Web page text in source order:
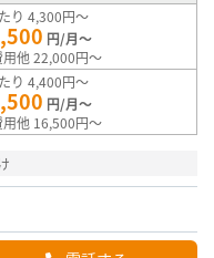
り 4,300円～
円/月～
他 22,000円～
り 4,400円～
円/月～
他 16,500円～